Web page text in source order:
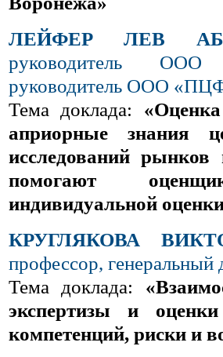
ЛЕЙФЕР ЛЕВ
руководитель ООО
руководитель ООО
Тема доклада:
априорные знания
исследований рынков
помогают
индивидуальной
КРУГЛЯКОВА
профессор,
Тема доклада:
экспертизы и
компетенций, риски и